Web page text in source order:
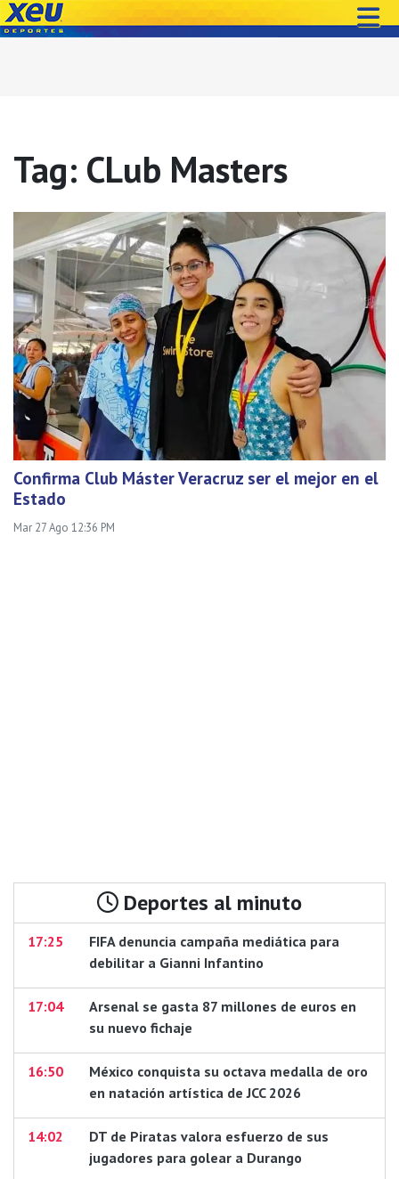
Tag: CLub Masters
Confirma Club Máster Veracruz ser el mejor en el
Estado
Mar 27 Ago 12:36 PM
Deportes al minuto
17:25
FIFA denuncia campaña mediática para
debilitar a Gianni Infantino
17:04
Arsenal se gasta 87 millones de euros en
su nuevo fichaje
16:50
México conquista su octava medalla de oro
en natación artística de JCC 2026
14:02
DT de Piratas valora esfuerzo de sus
jugadores para golear a Durango